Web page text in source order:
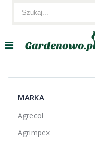
MARKA
Agrecol
Agrimpex